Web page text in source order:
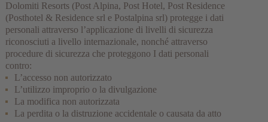
Dolomiti Resorts (Post Alpina, Post Hotel, Post Residence
(Posthotel & Residence srl e Postalpina srl) protegge i dati
personali attraverso l’applicazione di livelli di sicurezza
riconosciuti a livello internazionale, nonché attraverso
procedure di sicurezza che proteggono I dati personali
contro:
L’accesso non autorizzato
L’utilizzo improprio o la divulgazione
La modifica non autorizzata
La perdita o la distruzione accidentale o causata da atto